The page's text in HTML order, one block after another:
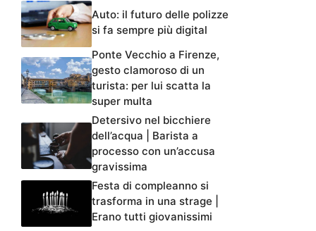
Auto: il futuro delle polizze
si fa sempre più digital
Ponte Vecchio a Firenze,
gesto clamoroso di un
turista: per lui scatta la
super multa
Detersivo nel bicchiere
dell’acqua | Barista a
processo con un’accusa
gravissima
Festa di compleanno si
trasforma in una strage |
Erano tutti giovanissimi